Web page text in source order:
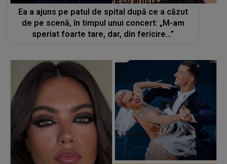
Ea a ajuns pe patul de spital după ce a căzut
de pe scenă, în timpul unui concert: „M-am
speriat foarte tare, dar, din fericire...”